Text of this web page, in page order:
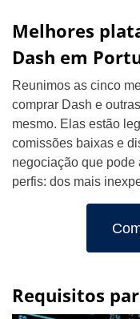
Melhores
Dash em
Reunimos as cinco
comprar Dash e
mesmo. Elas estão
comissões baixas e
negociação que pode
perfis: dos mais
Requisitos